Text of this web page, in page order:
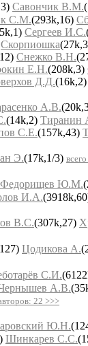
Савончик В.М.
С.М.(293k,16)
Сергеев И.С.
Скорпиошка
Снежко В.Н.
Е.Н.(208k,3)
Д.Д.(16k,2)
А.В.
(14k,2) Тиранин
С.Е.(157k,43)
Э.(17k,1/3)
Федорищев Ю.М.
И.А.
В.С.(307k,27)
Цодикова А.
С.И.
А.В.
22 >>>
Ю.Н.
Шинкарев С.С.